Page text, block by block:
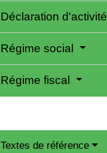
Déclaration d'activité
Régime social
Régime fiscal
Textes de référence